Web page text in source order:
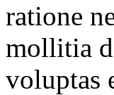
ratione
mollitia
voluptas